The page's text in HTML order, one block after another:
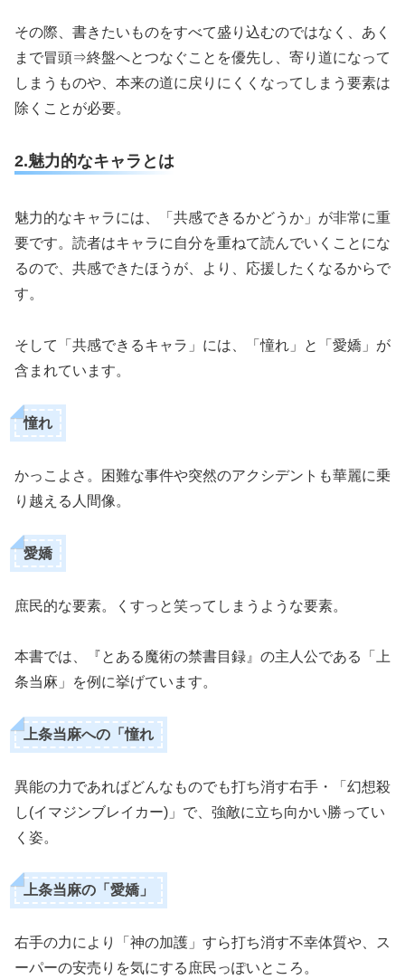
その際、書きたいものをすべて盛り込むのではなく、あく
まで冒頭⇒終盤へとつなぐことを優先し、寄り道になって
しまうものや、本来の道に戻りにくくなってしまう要素は
除くことが必要。
2.魅力的なキャラとは
魅力的なキャラには、「共感できるかどうか」が非常に重
要です。読者はキャラに自分を重ねて読んでいくことにな
るので、共感できたほうが、より、応援したくなるからで
す。
そして「共感できるキャラ」には、「憧れ」と「愛嬌」が
含まれています。
憧れ
かっこよさ。困難な事件や突然のアクシデントも華麗に乗
り越える人間像。
愛嬌
庶民的な要素。くすっと笑ってしまうような要素。
本書では、『とある魔術の禁書目録』の主人公である「上
条当麻」を例に挙げています。
上条当麻への「憧れ
異能の力であればどんなものでも打ち消す右手・「幻想殺
し(イマジンブレイカー)」で、強敵に立ち向かい勝ってい
く姿。
上条当麻の「愛嬌」
右手の力により「神の加護」すら打ち消す不幸体質や、ス
ーパーの安売りを気にする庶民っぽいところ。